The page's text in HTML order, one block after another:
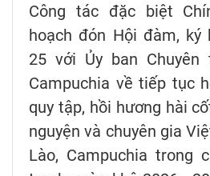
Công tác đặc biệt
hoạch đón Hội đàm,
25 với Ủy ban Chuyên
Campuchia về tiếp tục
quy tập, hồi hương hài
nguyện và chuyên gia
Lào, Campuchia trong